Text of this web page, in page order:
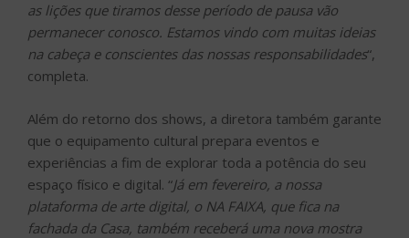
as lições que tiramos desse período de pausa vão
permanecer conosco. Estamos vindo com muitas ideias
na cabeça e conscientes das nossas responsabilidades“,
completa.
Além do retorno dos shows, a diretora também garante
que o equipamento cultural prepara eventos e
experiências a fim de explorar toda a potência do seu
espaço físico e digital. “Já em fevereiro, a nossa
plataforma de arte digital, o NA FAIXA, que fica na
fachada da Casa, também receberá uma nova mostra